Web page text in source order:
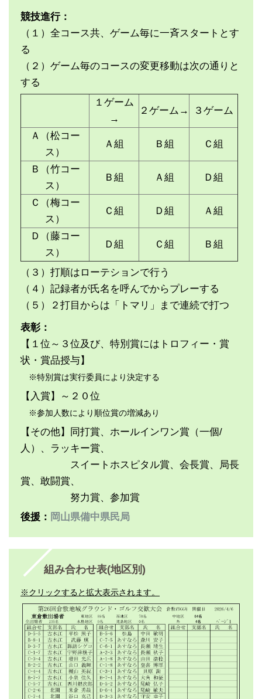
競技進行：
（１）全コース共、ゲーム毎に一斉スタートとす
る
（２）ゲーム毎のコースの変更移動は次の通りと
する
１ゲーム
→
２ゲーム→ ３ゲーム
Ａ（松コー
ス）
Ａ組 Ｂ組 Ｃ組
Ｂ（竹コー
ス）
Ｂ組 Ａ組 Ｄ組
Ｃ（梅コー
ス）
Ｃ組 Ｄ組 Ａ組
Ｄ（藤コー
ス）
Ｄ組 Ｃ組 Ｂ組
（３）打順はローテションで行う
（４）記録者が氏名を呼んでからプレーする
（５）２打目からは「トマリ」まで連続で打つ
表彰：
【１位～３位及び、特別賞にはトロフィー・賞
状・賞品授与】
※特別賞は実行委員により決定する
【入賞】～２０位
※参加人数により順位賞の増減あり
【その他】同打賞、ホールインワン賞（一個/
人）、ラッキー賞、
スイートホスピタル賞、会長賞、局長
賞、敢闘賞、
努力賞、参加賞
後援： 岡山県備中県民局
組み合わせ表(地区別)
※クリックすると拡大表示されます。